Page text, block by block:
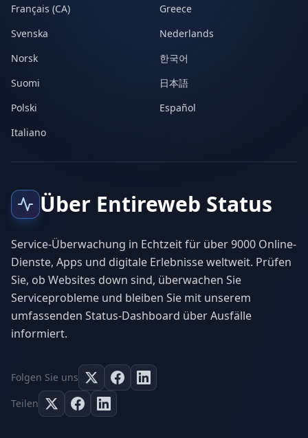
Français (CA)
Greece
Svenska
Nederlands
Norsk
한국어
Suomi
日本語
Polski
Español
Italiano
Über Entireweb Status
Service-Überwachung in Echtzeit für über 9000 Online-
Dienste, Apps und digitale Erlebnisse weltweit. Prüfen
Sie, ob Websites down sind, überwachen Sie
Serviceprobleme und bleiben Sie mit unserem
umfassenden Status-Dashboard über Ausfälle
informiert.
Folgen Sie uns
Teilen